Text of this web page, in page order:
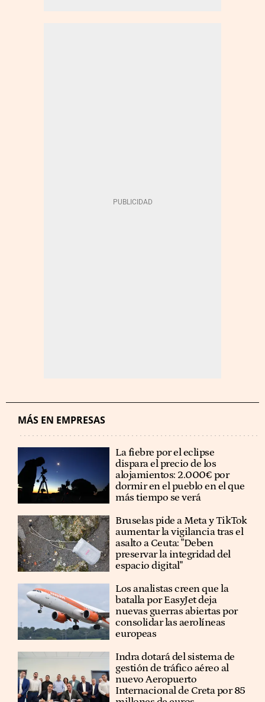
MÁS EN EMPRESAS
La fiebre por el eclipse
dispara el precio de los
alojamientos: 2.000€ por
dormir en el pueblo en el que
más tiempo se verá
Bruselas pide a Meta y TikTok
aumentar la vigilancia tras el
asalto a Ceuta: "Deben
preservar la integridad del
espacio digital"
Los analistas creen que la
batalla por EasyJet deja
nuevas guerras abiertas por
consolidar las aerolíneas
europeas
Indra dotará del sistema de
gestión de tráfico aéreo al
nuevo Aeropuerto
Internacional de Creta por 85